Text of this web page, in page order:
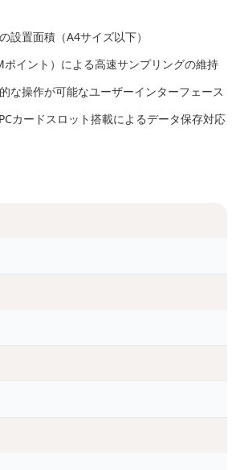
設置面積（A4サイズ以下）
ポイント）による高速サンプリングの維持
な操作が可能なユーザーインターフェース
カードスロット搭載によるデータ保存対応